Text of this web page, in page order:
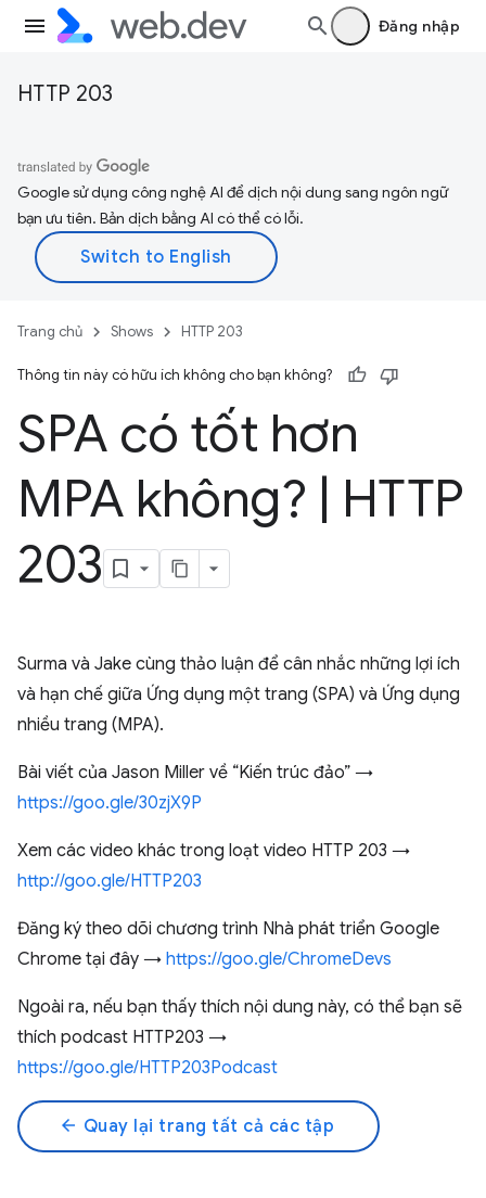
Đăng nhập
HTTP 203
Google sử dụng công nghệ AI để dịch nội dung sang ngôn ngữ
bạn ưu tiên. Bản dịch bằng AI có thể có lỗi.
Trang chủ Shows HTTP 203
Thông tin này có hữu ích không cho bạn không?
SPA có tốt hơn
MPA không?
HTTP
203
Surma và Jake cùng thảo luận để cân nhắc những lợi ích
và hạn chế giữa Ứng dụng một trang (SPA) và Ứng dụng
nhiều trang (MPA).
Bài viết của Jason Miller về “Kiến trúc đảo” →
https://goo.gle/30zjX9P
Xem các video khác trong loạt video HTTP 203 →
http://goo.gle/HTTP203
Đăng ký theo dõi chương trình Nhà phát triển Google
Chrome tại đây → https://goo.gle/ChromeDevs
Ngoài ra, nếu bạn thấy thích nội dung này, có thể bạn sẽ
thích podcast HTTP203 →
https://goo.gle/HTTP203Podcast
arrow_back Quay lại trang tất cả các tập